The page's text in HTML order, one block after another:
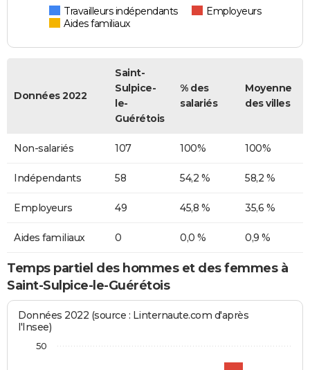
Travailleurs indépendants
Employeurs
Aides familiaux
Données 2022
Saint-
Sulpice-
le-
Guérétois
% des
salariés
Moyenne
des villes
Non-salariés 107 100% 100%
Indépendants 58 54,2 % 58,2 %
Employeurs 49 45,8 % 35,6 %
Aides familiaux 0 0,0 % 0,9 %
Temps partiel des hommes et des femmes à
Saint-Sulpice-le-Guérétois
Données 2022 (source : Linternaute.com d'après
l'Insee)
50